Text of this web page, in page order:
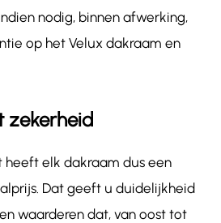
nodig, binnen afwerking,
op het Velux dakraam en
zekerheid
heeft elk dakraam dus een
Dat geeft u duidelijkheid
waarderen dat, van oost tot